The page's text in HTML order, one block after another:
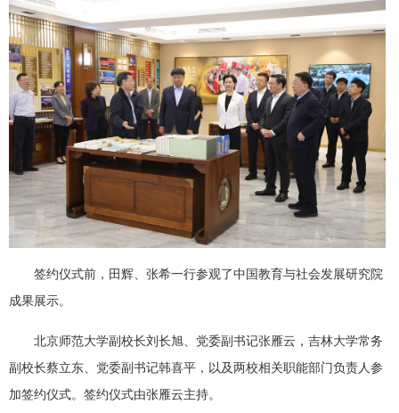
签约仪式前，田辉、张希一行参观了中国教育与社会发展研究院
成果展示。
北京师范大学副校长刘长旭、党委副书记张雁云，吉林大学常务
副校长蔡立东、党委副书记韩喜平，以及两校相关职能部门负责人参
加签约仪式。签约仪式由张雁云主持。